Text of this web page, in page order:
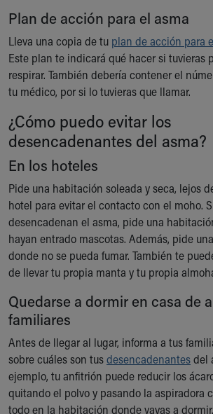
More childhood, please.™
Cincinnati Children's
Your Visit
MyChart Telehealth Visits
Directions
During Your Visit
Financial Services
Rest Accommodations
Gift Shop
Department of Public Safety
Health Info
Health Information
Healthy Info, Healthy Kids
Inside Children's Blog
KidsHealth Topics
Family Library
Educational Resources
Injury Prevention
Medical Records
Symptom Checker
Skip to main content
Plan de acción para el asma
Lleva una copia de tu plan de acción para
Este plan te indicará qué hacer si tuvieras
respirar. También debería contener el
tu médico, por si lo tuvieras que llamar.
¿Cómo puedo evitar los
desencadenantes del asma?
En los hoteles
Pide una habitación soleada y seca, lejos
hotel para evitar el contacto con el moho.
desencadenan el asma, pide una
hayan entrado mascotas. Además, pide
donde no se pueda fumar. También te
de llevar tu propia manta y tu propia
Quedarse a dormir en casa de
familiares
Antes de llegar al lugar, informa a tus
sobre cuáles son tusdesencadenantesdel
ejemplo, tu anfitrión puede reducir los
quitando el polvo y pasando la aspiradora
todo en la habitación donde vayas a